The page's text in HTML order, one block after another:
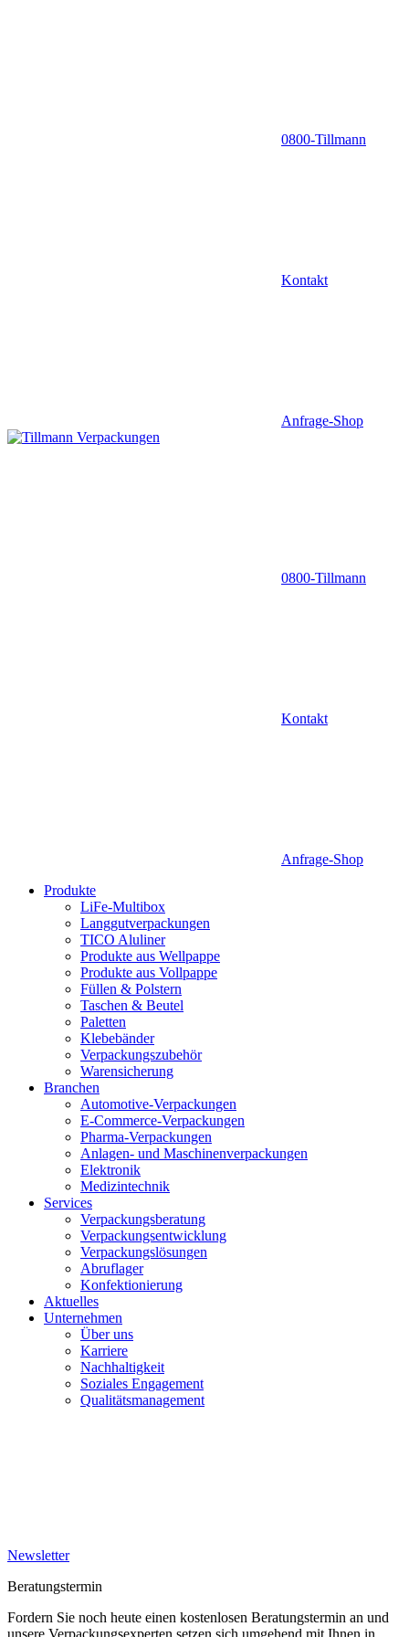
0800-Tillmann
Kontakt
Anfrage-Shop
0800-Tillmann
Kontakt
Anfrage-Shop
Produkte
LiFe-Multibox
Langgutverpackungen
TICO Aluliner
Produkte aus Wellpappe
Produkte aus Vollpappe
Füllen & Polstern
Taschen & Beutel
Paletten
Klebebänder
Verpackungszubehör
Warensicherung
Branchen
Automotive-Verpackungen
E-Commerce-Verpackungen
Pharma-Verpackungen
Anlagen- und Maschinenverpackungen
Elektronik
Medizintechnik
Services
Verpackungsberatung
Verpackungsentwicklung
Verpackungslösungen
Abruflager
Konfektionierung
Aktuelles
Unternehmen
Über uns
Karriere
Nachhaltigkeit
Soziales Engagement
Qualitätsmanagement
Newsletter
Beratungstermin
Fordern Sie noch heute einen kostenlosen Beratungstermin an und
unsere Verpackungsexperten setzen sich umgehend mit Ihnen in